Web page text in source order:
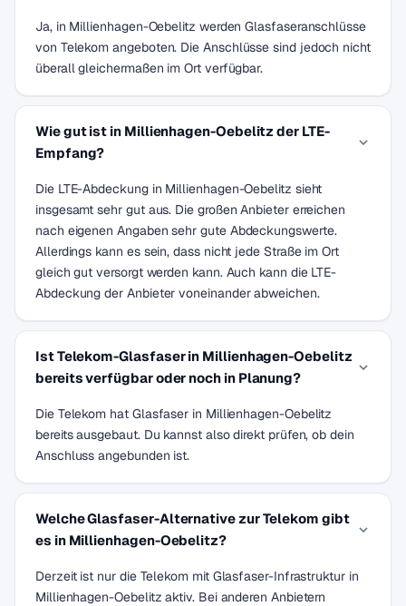
Ja, in Millienhagen-Oebelitz werden Glasfaseranschlüsse
von Telekom angeboten. Die Anschlüsse sind jedoch nicht
überall gleichermaßen im Ort verfügbar.
Wie gut ist in Millienhagen-Oebelitz der LTE-
Empfang?
Die LTE-Abdeckung in Millienhagen-Oebelitz sieht
insgesamt sehr gut aus. Die großen Anbieter erreichen
nach eigenen Angaben sehr gute Abdeckungswerte.
Allerdings kann es sein, dass nicht jede Straße im Ort
gleich gut versorgt werden kann. Auch kann die LTE-
Abdeckung der Anbieter voneinander abweichen.
Ist Telekom-Glasfaser in Millienhagen-Oebelitz
bereits verfügbar oder noch in Planung?
Die Telekom hat Glasfaser in Millienhagen-Oebelitz
bereits ausgebaut. Du kannst also direkt prüfen, ob dein
Anschluss angebunden ist.
Welche Glasfaser-Alternative zur Telekom gibt
es in Millienhagen-Oebelitz?
Derzeit ist nur die Telekom mit Glasfaser-Infrastruktur in
Millienhagen-Oebelitz aktiv. Bei anderen Anbietern